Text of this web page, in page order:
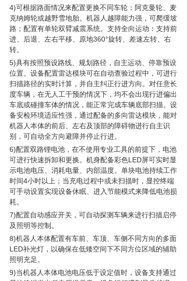
4)可根据路面情况来配置更换不同车轮：阿克曼轮、麦
克纳姆轮或越野雪地胎。机器人越障能力强，可爬缓坡
路；配置有单轮双臂减震系统。支持全向运动：支持前
进、后退、左右平移、原地360°旋转、差速左转、右
转。
5)具有按照预设路线、规划路径，自主运动、停靠预设
位置。设备配置雷达模块可在自动查验过程中，可进行
扫描路径的实时计算，并自主纠正行进方向。对任意长
度车辆，在无人工干预的情况下，均不会出现行进偏出
车底或碰撞车体的情况，能正常完成车辆底部扫描。设
备安检环境适应性强，通过配备的多向雷达模块，能对
机器人本体的前后、左右及顶部的障碍物进行自主识
别，可自动全方向避障并停止行进。
6)配置双路锂电池，在不使用专业工具的前提下，电池
可进行快速拆卸和更换。机身配备彩色LED屏可实时显
示电池电压、消耗电量、内部温度。单块电池持续工作
时间4小时以上；当充电过程中或未扫描时，显控终端
可手动设置实现设备休眠、进入节能模式来降低电池损
耗。
7)配置自动感应开关，可自动探测车辆来进行扫描启停
及照明等控制。
8)机器人本体配置有车前、车顶、车侧不同方向的多面
LED补光灯，以确保在低矮空间下不同方位区域的辅助
照明充足。
9)当机器人本体电池电压低于设定值时，设备支持通过